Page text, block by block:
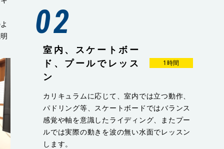
02
室内、スケートボー
ド、プールでレッス
ン
1時間
カリキュラムに応じて、室内では立つ動作、
パドリング等、スケートボードではバランス
感覚や軸を意識したライディング、またプー
ルでは実際の動きを波の無い水面でレッスン
します。